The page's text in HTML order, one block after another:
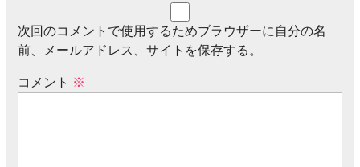
次回のコメントで使用するためブラウザーに自分の名
前、メールアドレス、サイトを保存する。
コメント ※